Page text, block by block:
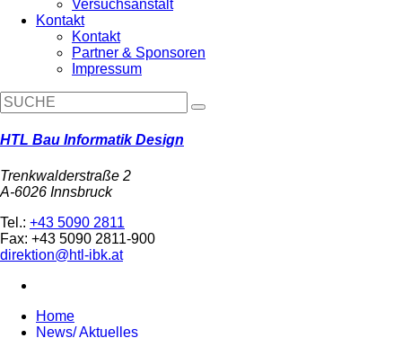
Versuchsanstalt
Kontakt
Kontakt
Partner & Sponsoren
Impressum
HTL Bau Informatik Design
Trenkwalderstraße 2
A-6026 Innsbruck
Tel.: +43 5090 2811
Fax: +43 5090 2811-900
direktion@htl-ibk.at
Home
News/ Aktuelles